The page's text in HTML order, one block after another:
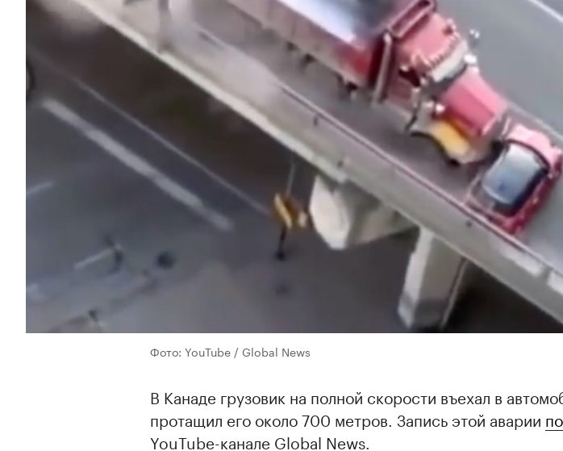
Фото: YouTube / Global News
В Канаде грузовик на полной скорости въехал в
протащил его около 700 метров. Запись этой аварии
YouTube-канале Global News.